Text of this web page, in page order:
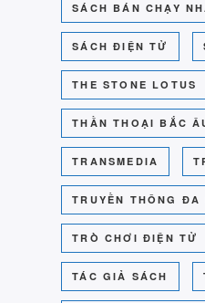
SÁCH BÁN CHẠY
SÁCH ĐIỆN TỬ
THE STONE LOTUS
THẦN THOẠI BẮC
TRANSMEDIA
TRUYỀN THÔNG ĐA
TRÒ CHƠI ĐIỆN TỬ
TÁC GIẢ SÁCH